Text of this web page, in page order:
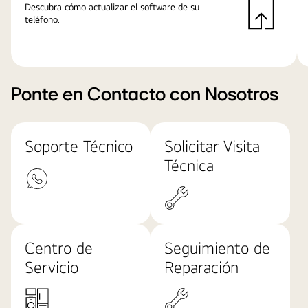
Descubra cómo actualizar el software de su
teléfono.
Ponte en Contacto con Nosotros
Soporte Técnico
Solicitar Visita
Técnica
Centro de
Servicio
Seguimiento de
Reparación